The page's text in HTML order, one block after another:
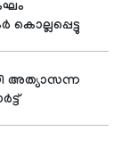
കൊല്ലപ്പെട്ടു
അത്യാസന്ന